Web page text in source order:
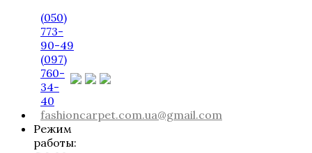
(050)
773-
90-49
(097)
760-
34-
40
fashioncarpet.com.ua@gmail.com
Режим
работы: